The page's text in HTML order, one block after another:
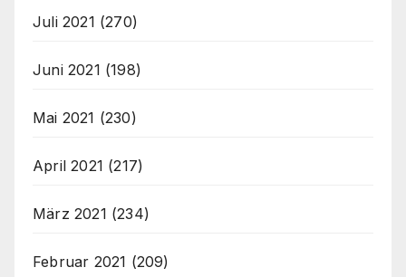
Juli 2021 (270)
Juni 2021 (198)
Mai 2021 (230)
April 2021 (217)
März 2021 (234)
Februar 2021 (209)